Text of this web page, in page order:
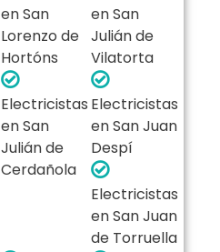
en San
Lorenzo de
Hortóns
en San
Julián de
Vilatorta
Electricistas
en San
Julián de
Cerdañola
Electricistas
en San Juan
Despí
Electricistas
en San Juan
de Torruella